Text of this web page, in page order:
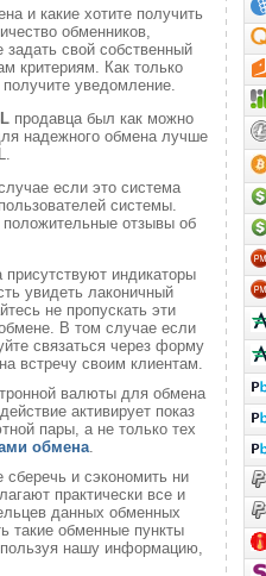
и какие хотите получить
обменников,
свой собственный
критериям. Как только
уведомление.
продавца был как можно
надежного обмена лучше
если это система
системы.
положительные отзывы об
индикаторы
увидеть лаконичный
не пропускать эти
В том случае если
связаться через форму
встречу своим клиентам.
валюты для обмена
активирует показ
пары, а не только тех
обмена.
и сэкономить ни
практически все и
данных обменных
такие обменные пункты
нашу информацию,